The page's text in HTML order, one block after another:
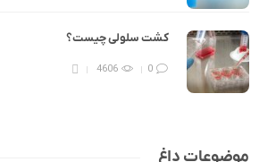
کشت سلولی چیست؟
0
4606
موضوعات داغ